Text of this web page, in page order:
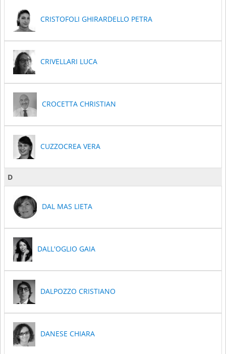
CRISTOFOLI GHIRARDELLO PETRA
CRIVELLARI LUCA
CROCETTA CHRISTIAN
CUZZOCREA VERA
D
DAL MAS LIETA
DALL'OGLIO GAIA
DALPOZZO CRISTIANO
DANESE CHIARA